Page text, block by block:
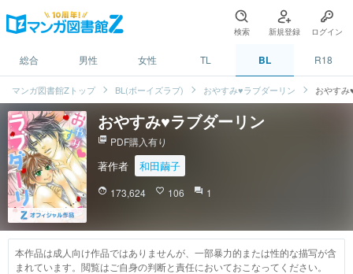
検索 新規登録 ログイン
総合 男性 女性 TL BL R18
マンガ図書館Zトップ BL(ボーイズラブ) おやすみ♥ラブダーリン おやす
おやすみ♥ラブダーリン
picture_as_pdf PDF購入有り
著作者 和田繭子
face 173,624 favorite_border 106 question_answer 1
本作品は成人向け作品ではありませんが、一部暴力的または性的な描写が含
まれています。閲覧はご自身の判断と責任においておこなってください。